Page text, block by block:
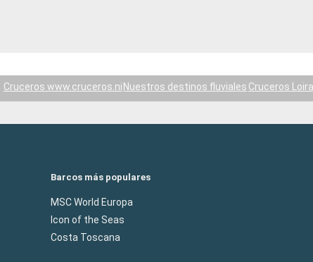
Cruceros www.cruceros.ni Nuestros destinos fluviales Cruceros Loira
Barcos más populares
MSC World Europa
Icon of the Seas
Costa Toscana